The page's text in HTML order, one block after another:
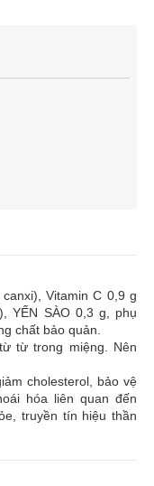
Vitamin C 0,9 g
YẾN SÀO 0,3 g, phụ
chất bảo quản.
từ trong miệng. Nên
cholesterol, bảo vệ
hóa liên quan đến
truyền tín hiệu thần